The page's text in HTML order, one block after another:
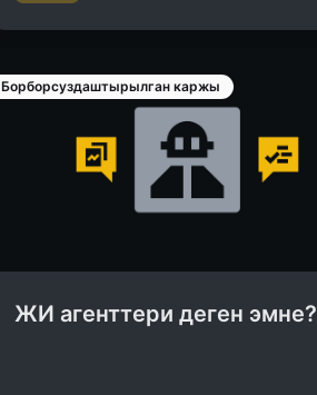
Борборсуздаштырылган каржы
ЖИ агенттери деген эмне?